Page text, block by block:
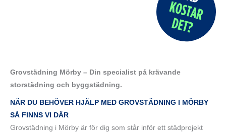
Grovstädning Mörby – Din specialist på krävande
storstädning och byggstädning.
NÄR DU BEHÖVER HJÄLP MED GROVSTÄDNING I MÖRBY
SÅ FINNS VI DÄR
Grovstädning i Mörby är för dig som står inför ett städprojekt